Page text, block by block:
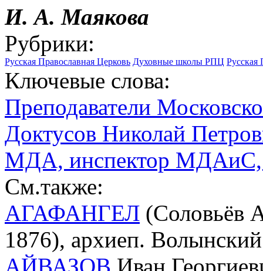
И. А.Маякова
Рубрики:
Русская Православная Церковь Духовные школы РПЦ Русская
Ключевые слова:
Преподаватели
Доктусов Николай
МДА, инспектор МДАиС,
См.также:
АГАФАНГЕЛ (Соловьёв
1876), архиеп.
АЙВАЗОВ Иван